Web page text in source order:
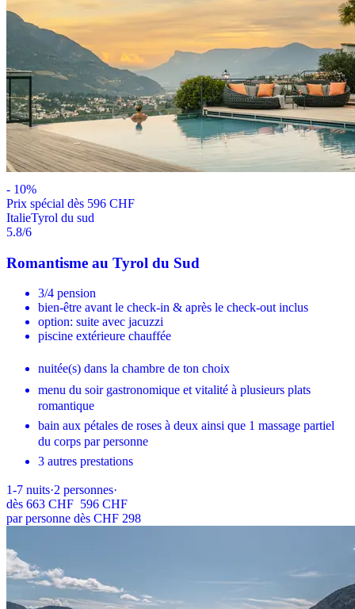
- 10%
Prix ​​spécial dès 596 CHF
ItalieTyrol du sud
5.8/6
Romantisme au Tyrol du Sud
3/4 pension
bien-être avant le check-in & après le check-out inclus
option: suite avec jacuzzi
piscine extérieure chauffée
nuitée(s) dans la chambre de ton choix
menu du soir gastronomique et vitalité à plusieurs plats
romantique
bain aux pétales de roses à deux ainsi que 1 massage partiel
du corps par personne
3 autres prestations
1-7 nuits·2 personnes·
dès 663 CHF 596 CHF
par personne dès CHF 298